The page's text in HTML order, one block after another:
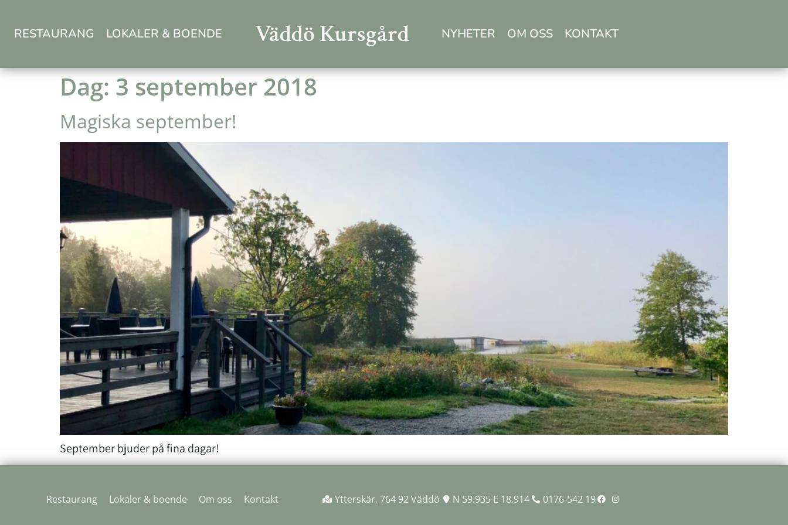
RESTAURANG LOKALER & BOENDE Väddö Kursgård NYHETER OM OSS KONTAKT
Dag: 3 september 2018
Magiska september!
September bjuder på fina dagar!
Restaurang Lokaler & boende Om oss Kontakt Ytterskär, 764 92 Väddö N 59.935 E 18.914 0176-542 19